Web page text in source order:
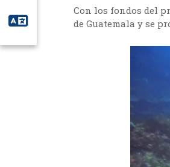
Con los fondos del
de Guatemala y se